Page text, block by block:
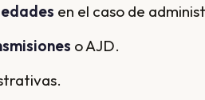
en el caso de
o AJD.